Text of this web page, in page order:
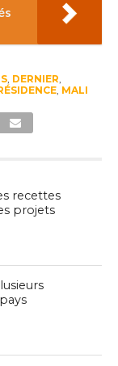
, DERNIER
, MALI
recettes
projets